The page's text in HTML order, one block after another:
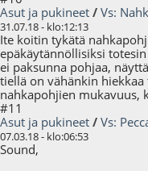
Asut ja pukineet / Vs:
31.07.18 - klo:12:13
Ite koitin tykätä
epäkäytännöllisiksi
ei paksunna pohjaa,
tiellä on vähänkin
nahkapohjien mukavuus,
#11
Asut ja pukineet / Vs:
07.03.18 - klo:06:53
Sound,